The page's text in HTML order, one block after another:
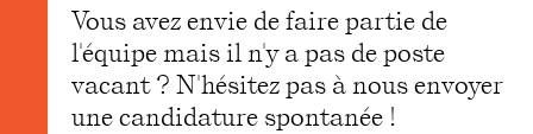
Vous avez envie de faire partie de
l'équipe mais il n'y a pas de poste
vacant ? N'hésitez pas à nous envoyer
une candidature spontanée !